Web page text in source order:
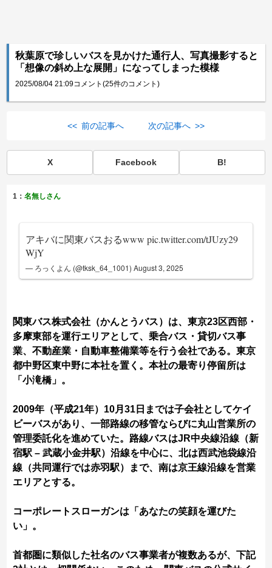
秋葉原で珍しいバスを見かけた通行人、写真撮影すると
「想像の斜め上な展開」になってしまった模様
2025/08/04 21:09コメント(25件のコメント)
<< 前の記事へ 次の記事へ >>
X Facebook B!
1：名無しさん
アキバに関東バスおるwwwpic.twitter.com/tJUzy29
WjY
— ろっくよん (@tksk_64_1001)August 3, 2025
関東バス株式会社（かんとうバス）は、東京23区西部・
多摩東部を運行エリアとして、乗合バス・貸切バス事
業、不動産業・自動車整備業等を行う会社である。東京
都中野区東中野に本社を置く。本社の最寄り停留所は
「小滝橋」。
2009年（平成21年）10月31日までは子会社としてケイ
ビーバスがあり、一部路線の移管ならびに丸山営業所の
管理委託化を進めていた。路線バスはJR中央線沿線（新
宿駅 – 武蔵小金井駅）沿線を中心に、北は西武池袋線沿
線（共同運行では赤羽駅）まで、南は京王線沿線を営業
エリアとする。
コーポレートスローガンは「あなたの笑顔を運びた
い」。
首都圏に類似した社名のバス事業者が複数あるが、下記